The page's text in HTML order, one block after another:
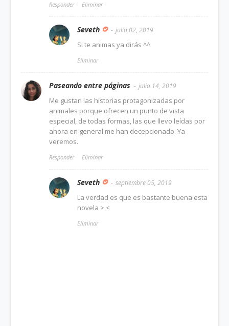
Responder Eliminar
Seveth julio 02, 2019
Si te animas ya dirás ^^
Eliminar
Paseando entre páginas julio 14, 2019
Me gustan las historias protagonizadas por
animales porque ofrecen un punto de vista
especial, de todas formas, las que llevo leídas por
ahora en general me han decepcionado. Ya
veremos.
Responder Eliminar
Seveth septiembre 05, 2019
La verdad es que es bastante buena esta
novela >.<
Eliminar